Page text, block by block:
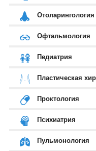
Отоларингология
Офтальмология
Педиатрия
Пластическая
Проктология
Психиатрия
Пульмонология